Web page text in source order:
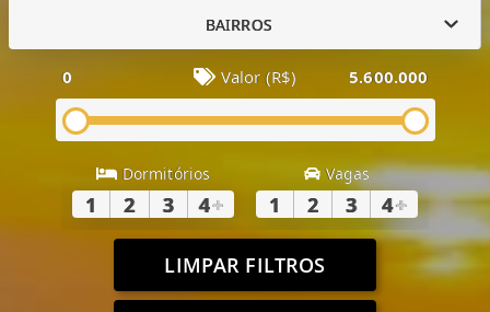
BAIRROS
0 Valor (R$) 5.600.000
Dormitórios
1 2 3 4+
Vagas
1 2 3 4+
LIMPAR FILTROS